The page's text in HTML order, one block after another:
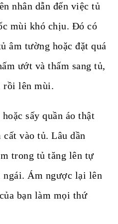
nhân dẫn đến việc tủ
mùi khó chịu. Đó có
âm tường hoặc đặt quá
ướt và thấm sang tủ,
rồi lên mùi.
sấy quần áo thật
vào tủ. Lâu dần
trong tủ tăng lên tự
ngái. Ám ngược lại lên
bạn làm mọi thứ